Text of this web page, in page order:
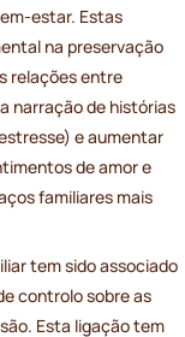
estar. Estas
na preservação
relações entre
narração de histórias
e aumentar
de amor e
familiares mais
tem sido associado
controlo sobre as
Esta ligação tem